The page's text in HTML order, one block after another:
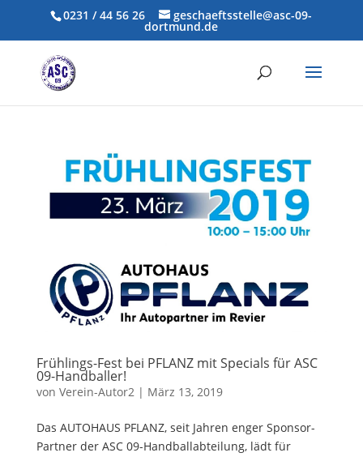
0231 / 44 56 26 geschaeftsstelle@asc-09-
dortmund.de
Frühlings-Fest bei PFLANZ mit Specials für ASC
09-Handballer!
von Verein-Autor2| März 13, 2019
Das AUTOHAUS PFLANZ, seit Jahren enger Sponsor-
Partner der ASC 09-Handballabteilung, lädt für